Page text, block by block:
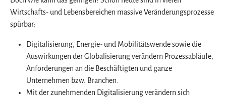
Wirtschafts- und Lebensbereichen massive Veränderungsprozesse
spürbar:
Digitalisierung, Energie- und Mobilitätswende sowie die
Auswirkungen der Globalisierung verändern Prozessabläufe,
Anforderungen an die Beschäftigten und ganze
Unternehmen bzw. Branchen.
Mit der zunehmenden Digitalisierung verändern sich